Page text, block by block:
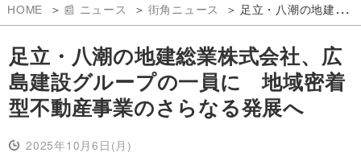
HOME 📰 ニュース 街角ニュース 足立・八潮の地建総業株式会社、広島建設グループの一員に 地域密着型不動産事業のさらなる発展へ
足立・八潮の地建総業株式会社、広
島建設グループの一員に 地域密着
型不動産事業のさらなる発展へ
2025年10月6日(月)